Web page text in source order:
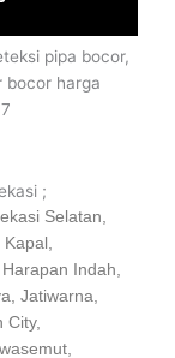
pipa bocor,
bocor harga
;
Selatan,
Indah,
Jatiwarna,
City,